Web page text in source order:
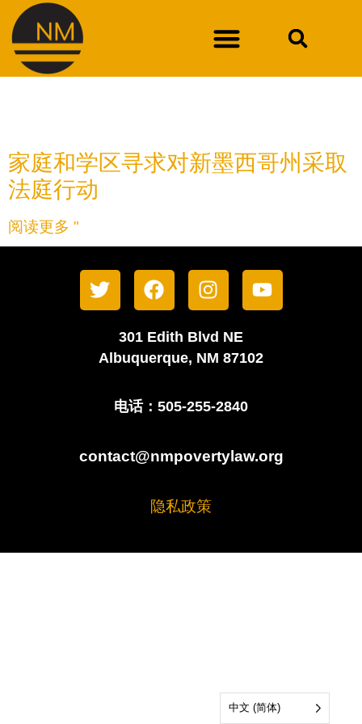
家庭和学区寻求对新墨西哥州采取
法庭行动
阅读更多 "
301 Edith Blvd NE
Albuquerque, NM 87102
电话：505-255-2840
contact@nmpovertylaw.org
隐私政策
中文 (简体)